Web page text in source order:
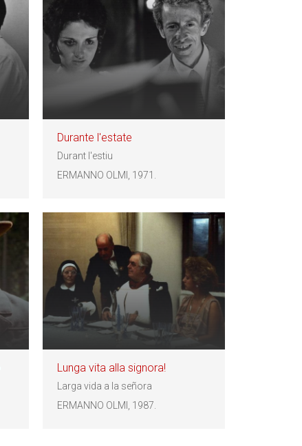
Durante l'estate
Durant l'estiu
ERMANNO OLMI, 1971.
Lunga vita alla signora!
Larga vida a la señora
ERMANNO OLMI, 1987.